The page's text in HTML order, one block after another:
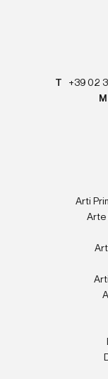
T
+39 02
M
Arti
Arte